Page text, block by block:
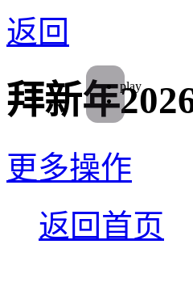
返回
拜新年
更多操作
返回首页
play